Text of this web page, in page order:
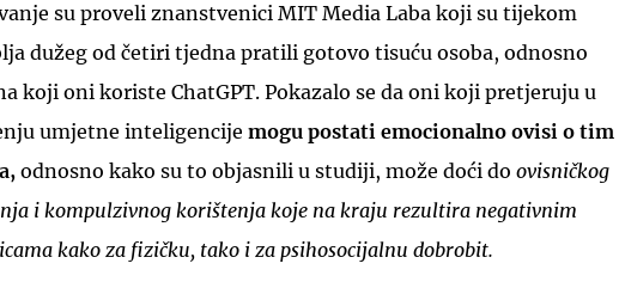
su proveli znanstvenici MIT Media Laba koji su tijekom
dužeg od četiri tjedna pratili gotovo tisuću osoba, odnosno
koji oni koriste ChatGPT. Pokazalo se da oni koji pretjeruju u
umjetne inteligencije mogu postati emocionalno ovisi o tim
odnosno kako su to objasnili u studiji, može doći do ovisničkog
i kompulzivnog korištenja koje na kraju rezultira negativnim
kako za fizičku, tako i za psihosocijalnu dobrobit.
UKLJUČITE NOTIFIKACIJE